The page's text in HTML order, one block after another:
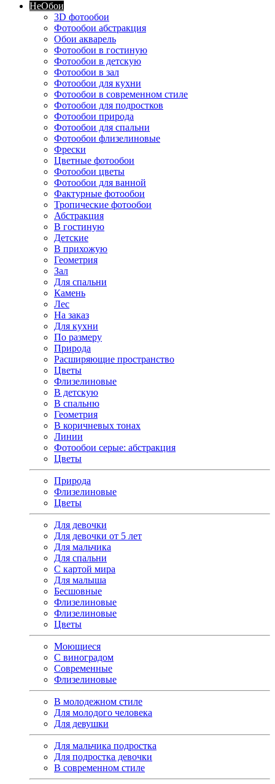
НеОбои
3D фотообои
Фотообои абстракция
Обои акварель
Фотообои в гостиную
Фотообои в детскую
Фотообои в зал
Фотообои для кухни
Фотообои в современном стиле
Фотообои для подростков
Фотообои природа
Фотообои для спальни
Фотообои флизелиновые
Фрески
Цветные фотообои
Фотообои цветы
Фотообои для ванной
Фактурные фотообои
Тропические фотообои
Абстракция
В гостиную
Детские
В прихожую
Геометрия
Зал
Для спальни
Камень
Лес
На заказ
Для кухни
По размеру
Природа
Расширяющие пространство
Цветы
Флизелиновые
В детскую
В спальню
Геометрия
В коричневых тонах
Линии
Фотообои серые: абстракция
Цветы
Природа
Флизелиновые
Цветы
Для девочки
Для девочки от 5 лет
Для мальчика
Для спальни
С картой мира
Для малыша
Бесшовные
Флизелиновые
Флизелиновые
Цветы
Моющиеся
С виноградом
Современные
Флизелиновые
В молодежном стиле
Для молодого человека
Для девушки
Для мальчика подростка
Для подростка девочки
В современном стиле